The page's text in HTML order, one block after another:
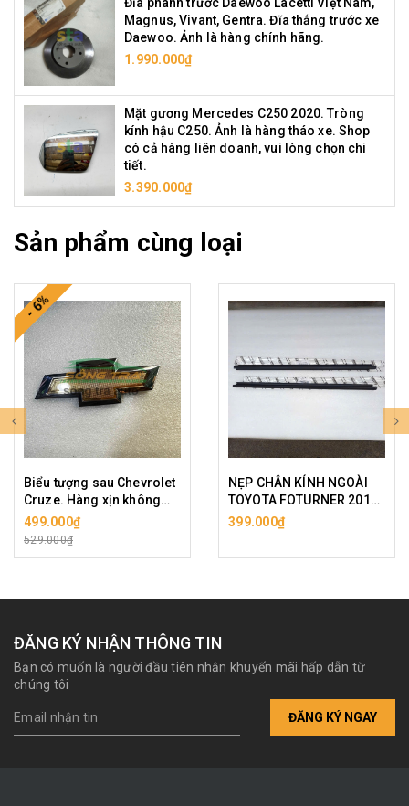
Magnus, Vivant, Gentra. Đĩa thắng trước xe
Daewoo. Ảnh là hàng chính hãng.
1.990.000₫
Mặt gương Mercedes C250 2020. Tròng
kính hậu C250. Ảnh là hàng tháo xe. Shop
có cả hàng liên doanh, vui lòng chọn chi
tiết.
3.390.000₫
Sản phẩm cùng loại
- 6%
Biểu tượng sau Chevrolet
Cruze. Hàng xịn không
bao bì.
499.000₫
529.000₫
NẸP CHÂN KÍNH NGOÀI
TOYOTA FOTURNER 2015
( GIÁ 1 BÊN)
399.000₫
ĐĂNG KÝ NHẬN THÔNG TIN
Bạn có muốn là người đầu tiên nhận khuyến mãi hấp dẫn từ
chúng tôi
ĐĂNG KÝ NGAY